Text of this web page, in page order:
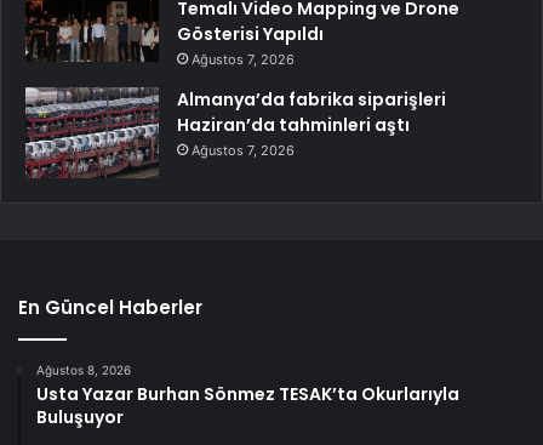
Temalı Video Mapping ve Drone
Gösterisi Yapıldı
Ağustos 7, 2026
Almanya’da fabrika siparişleri
Haziran’da tahminleri aştı
Ağustos 7, 2026
En Güncel Haberler
Ağustos 8, 2026
Usta Yazar Burhan Sönmez TESAK’ta Okurlarıyla
Buluşuyor